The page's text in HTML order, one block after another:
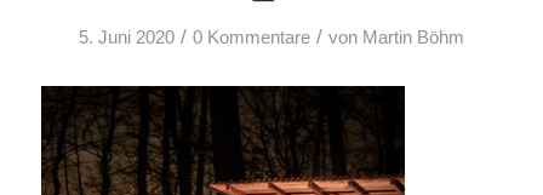
5. Juni 2020 / 0 Kommentare / von Martin Böhm